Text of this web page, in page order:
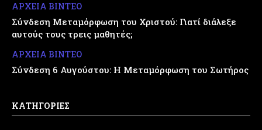
ΑΡΧΕΙΑ ΒΙΝΤΕΟ
Σύνδεση Μεταμόρφωση του Χριστού: Γιατί διάλεξε
αυτούς τους τρεις μαθητές;
ΑΡΧΕΙΑ ΒΙΝΤΕΟ
Σύνδεση 6 Αυγούστου: Η Μεταμόρφωση του Σωτήρος
ΚΑΤΗΓΟΡΙΕΣ